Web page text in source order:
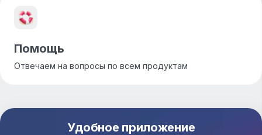
Помощь
Отвечаем на вопросы по всем продуктам
Удобное приложение